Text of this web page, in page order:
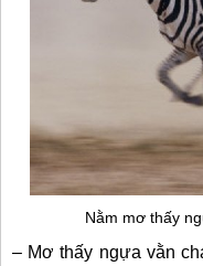
Nằm mơ thấy
– Mơ thấy ngựa vằn